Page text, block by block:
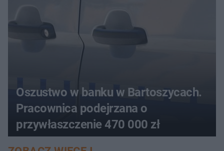
Oszustwo w banku w Bartoszycach.
Pracownica podejrzana o
przywłaszczenie 470 000 zł